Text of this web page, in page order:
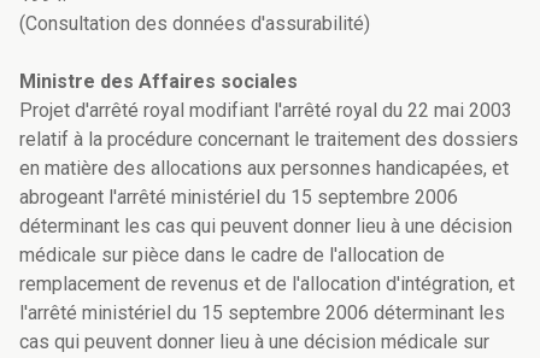
(Consultation des données d'assurabilité)
Ministre des Affaires sociales
Projet d'arrêté royal modifiant l'arrêté royal du 22 mai 2003
relatif à la procédure concernant le traitement des dossiers
en matière des allocations aux personnes handicapées, et
abrogeant l'arrêté ministériel du 15 septembre 2006
déterminant les cas qui peuvent donner lieu à une décision
médicale sur pièce dans le cadre de l'allocation de
remplacement de revenus et de l'allocation d'intégration, et
l'arrêté ministériel du 15 septembre 2006 déterminant les
cas qui peuvent donner lieu à une décision médicale sur